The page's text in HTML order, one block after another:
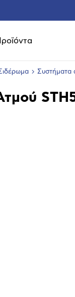
Συστήματα